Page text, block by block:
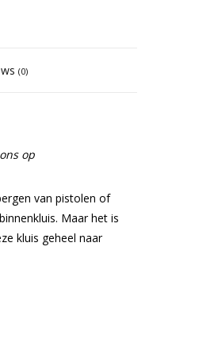
(0)
op
van pistolen of
Maar het is
kluis geheel naar